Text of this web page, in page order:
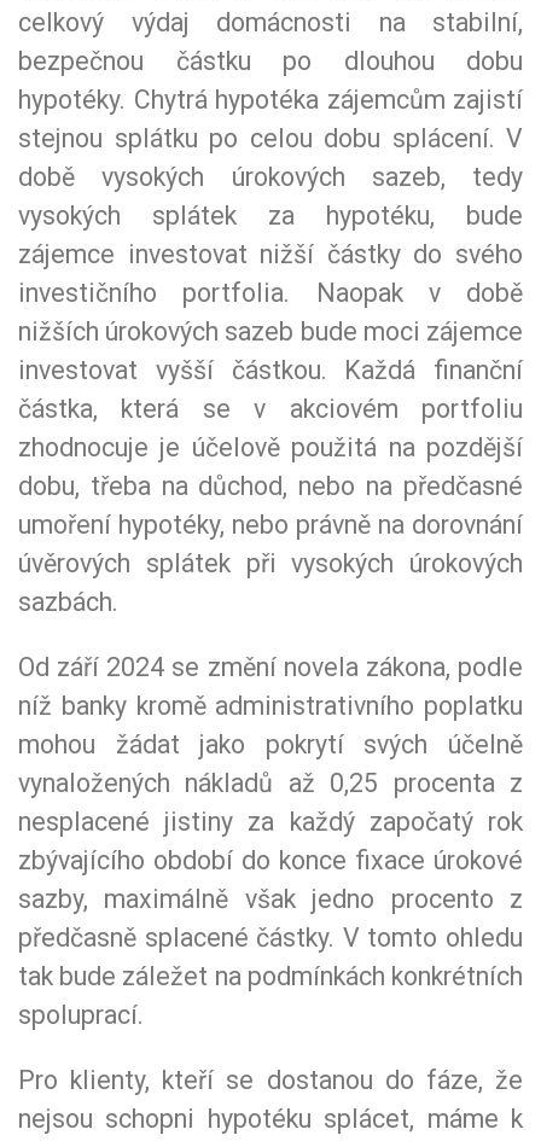
celkový výdaj domácnosti na stabilní,
bezpečnou částku po dlouhou dobu
hypotéky. Chytrá hypotéka zájemcům zajistí
stejnou splátku po celou dobu splácení. V
době vysokých úrokových sazeb, tedy
vysokých splátek za hypotéku, bude
zájemce investovat nižší částky do svého
investičního portfolia. Naopak v době
nižších úrokových sazeb bude moci zájemce
investovat vyšší částkou. Každá finanční
částka, která se v akciovém portfoliu
zhodnocuje je účelově použitá na pozdější
dobu, třeba na důchod, nebo na předčasné
umoření hypotéky, nebo právně na dorovnání
úvěrových splátek při vysokých úrokových
sazbách.
Od září 2024 se změní novela zákona, podle
níž banky kromě administrativního poplatku
mohou žádat jako pokrytí svých účelně
vynaložených nákladů až 0,25 procenta z
nesplacené jistiny za každý započatý rok
zbývajícího období do konce fixace úrokové
sazby, maximálně však jedno procento z
předčasně splacené částky. V tomto ohledu
tak bude záležet na podmínkách konkrétních
spoluprací.
Pro klienty, kteří se dostanou do fáze, že
nejsou schopni hypotéku splácet, máme k